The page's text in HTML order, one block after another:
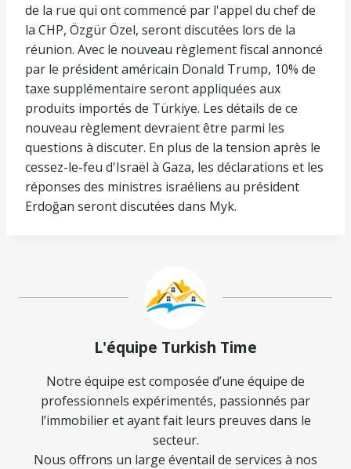
de la rue qui ont commencé par l'appel du chef de
la CHP, Özgür Özel, seront discutées lors de la
réunion. Avec le nouveau règlement fiscal annoncé
par le président américain Donald Trump, 10% de
taxe supplémentaire seront appliquées aux
produits importés de Türkiye. Les détails de ce
nouveau règlement devraient être parmi les
questions à discuter. En plus de la tension après le
cessez-le-feu d'Israël à Gaza, les déclarations et les
réponses des ministres israéliens au président
Erdoğan seront discutées dans Myk.
L'équipe Turkish Time
Notre équipe est composée d’une équipe de
professionnels expérimentés, passionnés par
l’immobilier et ayant fait leurs preuves dans le
secteur.
Nous offrons un large éventail de services à nos